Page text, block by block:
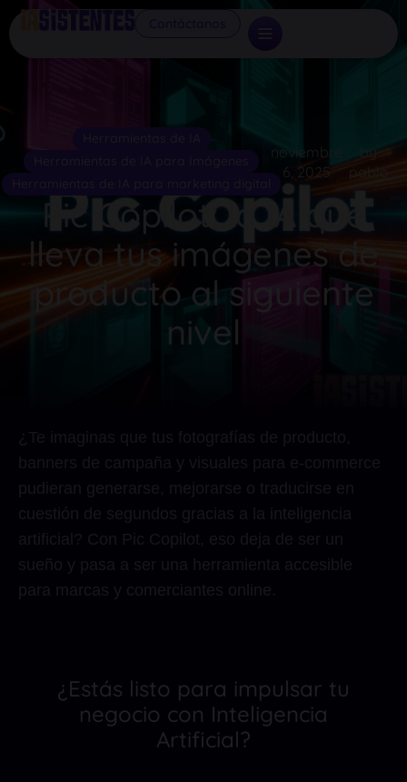
noviembre
6, 2025
by
pablo
Pic Copilot: la IA que
lleva tus imágenes de
producto al siguiente
nivel
¿Estás listo para impulsar tu
negocio con Inteligencia
Artificial?